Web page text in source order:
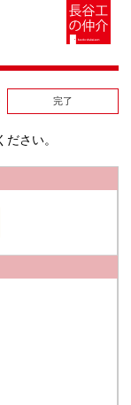
完了
さい。